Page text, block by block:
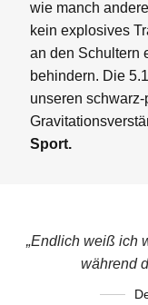
wie manch
kein explosives
an den Schultern
behindern. Die
unseren
Sport.
„Endlich weiß ich
während